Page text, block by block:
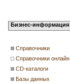
Бизнес-информация
Справочники
Справочники онлайн
CD-каталоги
Базы данных